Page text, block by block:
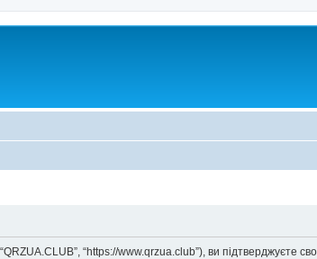
“https://www.qrzua.club”), ви підтверджуєте